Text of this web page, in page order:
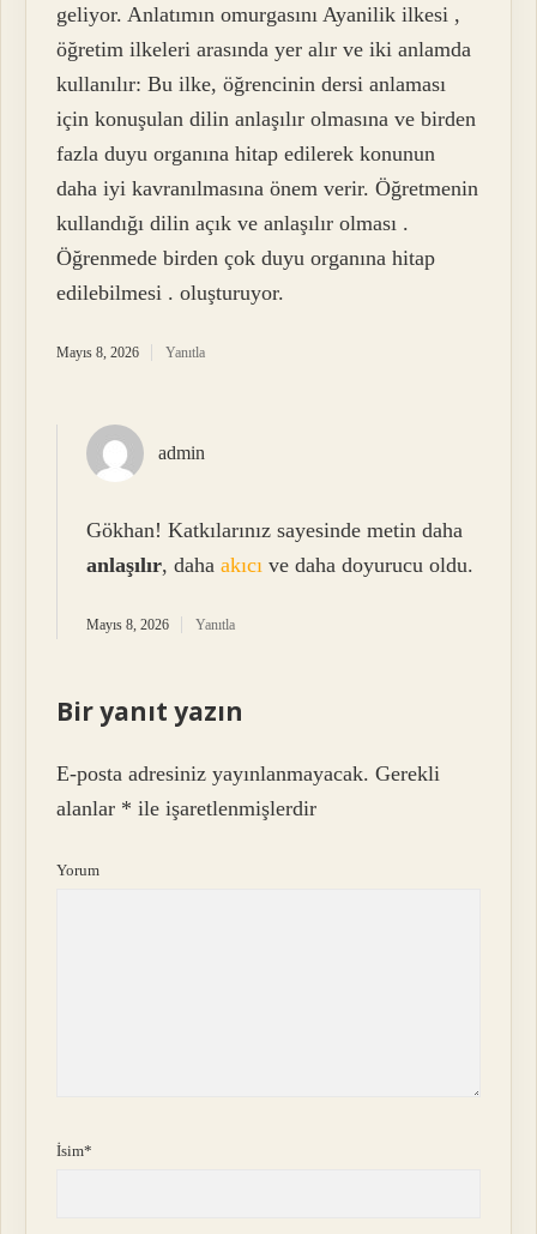
geliyor. Anlatımın omurgasını Ayanilik ilkesi ,
öğretim ilkeleri arasında yer alır ve iki anlamda
kullanılır: Bu ilke, öğrencinin dersi anlaması
için konuşulan dilin anlaşılır olmasına ve birden
fazla duyu organına hitap edilerek konunun
daha iyi kavranılmasına önem verir. Öğretmenin
kullandığı dilin açık ve anlaşılır olması .
Öğrenmede birden çok duyu organına hitap
edilebilmesi . oluşturuyor.
Mayıs 8, 2026 Yanıtla
admin
Gökhan! Katkılarınız sayesinde metin daha
anlaşılır, dahaakıcı ve daha doyurucu oldu.
Mayıs 8, 2026 Yanıtla
Bir yanıt yazın
E-posta adresiniz yayınlanmayacak. Gerekli
alanlar * ile işaretlenmişlerdir
Yorum
İsim*